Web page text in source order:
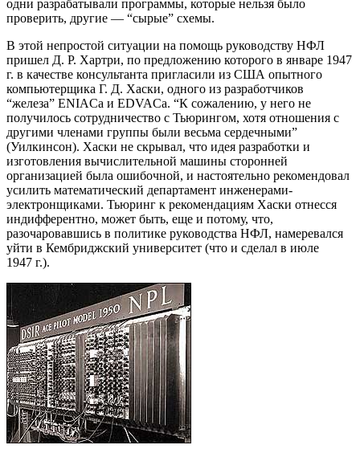
одни разрабатывали программы, которые нельзя было
проверить, другие — “сырые” схемы.
В этой непростой ситуации на помощь руководству НФЛ
пришел Д. Р. Хартри, по предложению которого в январе 1947
г. в качестве консультанта пригласили из США опытного
компьютерщика Г. Д. Хаски, одного из разработчиков
“железа” ENIACа и EDVACа. “К сожалению, у него не
получилось сотрудничество с Тьюрингом, хотя отношения с
другими членами группы были весьма сердечными”
(Уилкинсон). Хаски не скрывал, что идея разработки и
изготовления вычислительной машины сторонней
организацией была ошибочной, и настоятельно рекомендовал
усилить математический департамент инженерами-
электронщиками. Тьюринг к рекомендациям Хаски отнесся
индифферентно, может быть, еще и потому, что,
разочаровавшись в политике руководства НФЛ, намеревался
уйти в Кембриджский университет (что и сделал в июле
1947 г.).